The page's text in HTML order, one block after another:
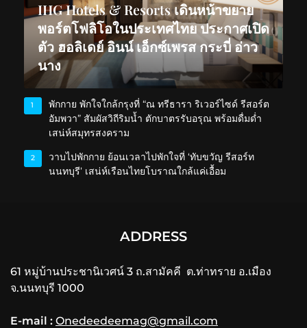
IHG Hotels & Resorts เดินหน้าขยาย
พอร์ตโฟลิโอในประเทศไทย ประกาศเปิด
ตัว ฮอลิเดย์ อินน์ เอ็กซ์เพรส กระบี่ อ่าว
นาง
1
พักกาย พักใจใกล้กรุงที่ “ณ ทรีธารา ริเวอร์ไซด์ รีสอร์ต
อัมพวา” สัมผัสวิถีริมน้ำ ตักบาตรรับอรุณ พร้อมดื่มด่ำ
เสน่ห์สมุทรสงคราม
2
วาบไปพักกาย ย้อนเวลาไปพักใจที่ ‘ทับขวัญ รีสอร์ท
นนทบุรี’ เสน่ห์เรือนไทยโบราณใกล้แค่เอื้อม
ADDRESS
61 หมู่บ้านประชานิเวศน์ 3 ถ.สามัคคี ต.ท่าทราย อ.เมือง
จ.นนทบุรี 1000
E-mail : Onedeedeemag@gmail.com